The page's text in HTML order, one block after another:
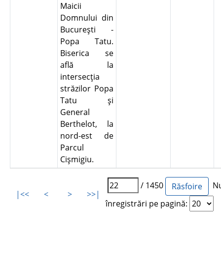
Maicii
Domnului din
Bucureşti -
Popa Tatu.
Biserica se
află la
intersecţia
străzilor Popa
Tatu şi
General
Berthelot, la
nord-est de
Parcul
Cişmigiu.
|<< < > >>|
/ 1450
înregistrări pe pagină: